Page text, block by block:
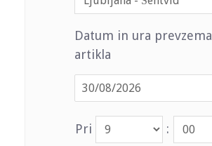
Datum in ura prevzema
artikla
Pri :